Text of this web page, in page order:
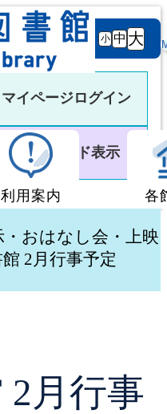
黒
文字サ
イズ
小 中 大
マイページログイン
利用者カード表示
利用案内
図書館利用案内
学校図書館支援サー
各
・おはなし会・上映
2月行事予定
2月行事